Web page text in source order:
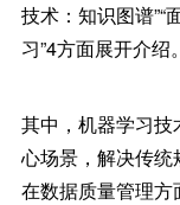
技术：知识图谱”“
习”4方面展开介绍。
其中，机器学习
心场景，解决传统
在数据质量管理